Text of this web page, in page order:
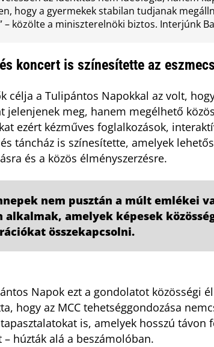
hogy a gyermekek stabilan tudjanak
– közölte a miniszterelnöki biztos. Interjúnk
koncert is színesítette az
célja a Tulipántos Napokkal az volt,
jelenjenek meg, hanem megélhető
ezért kézműves foglalkozások,
táncház is színesítette, amelyek
és a közös élményszerzésre.
nem pusztán a múlt emlékei
alkalmak, amelyek képesek
összekapcsolni.
Napok ezt a gondolatot közösségi
hogy az MCC tehetséggondozása
is, amelyek hosszú
húzták alá a beszámolóban.